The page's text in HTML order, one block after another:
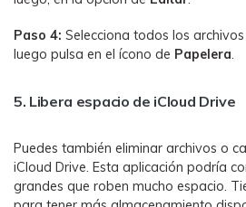
Paso 4: Selecciona todos los
luego pulsa en el ícono de Papelera.
5. Libera espacio de iCloud Drive
Puedes también eliminar archivos o
iCloud Drive. Esta aplicación podría
grandes que roben mucho espacio.